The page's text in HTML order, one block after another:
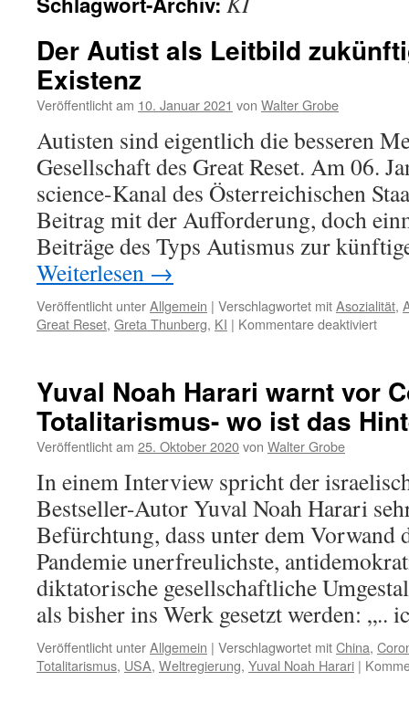
Der Autist als Leitbild
Existenz
Veröffentlicht am 10. Januar 2021 von Walter Grobe
Autisten sind eigentlich die besseren
Gesellschaft des Great Reset. Am 06.
science-Kanal des Österreichischen
Beitrag mit der Aufforderung, doch
Beiträge des Typs Autismus zur
Weiterlesen →
Veröffentlicht unterAllgemein | Verschlagwortet mitAsozialität,
Great Reset, Greta Thunberg, KI | Kommentare deaktiviertfür
Yuval Noah Harari warnt vor
Totalitarismus- wo ist das
Veröffentlicht am 25. Oktober 2020von Walter Grobe
In einem Interview spricht der
Bestseller-Autor Yuval Noah Harari
Befürchtung, dass unter dem Vorwand
Pandemie unerfreulichste,
diktatorische gesellschaftliche
als bisher ins Werk gesetzt werden:
Veröffentlicht unterAllgemein | Verschlagwortet mitChina,
Totalitarismus, USA, Weltregierung, Yuval Noah Harari |